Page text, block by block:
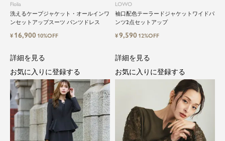
Flolia
洗えるケープジャケット・オールインワ
ンセットアップスーツ パンツドレス
¥ 16,900 10%OFF
LOWO
袖口配色テーラードジャケットワイドパ
ンツ2点セットアップ
¥9,590 12%OFF
詳細を見る
お気に入りに登録する
詳細を見る
お気に入りに登録する